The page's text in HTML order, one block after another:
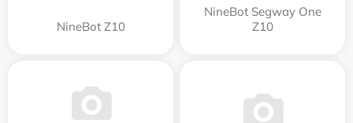
NineBot Z10
NineBot Segway One
Z10